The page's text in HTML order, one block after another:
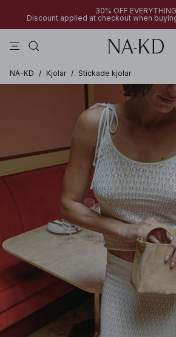
30% OFF EVERYTHING
Discount applied at checkout when
NA-KD / Kjolar / Stickade kjolar